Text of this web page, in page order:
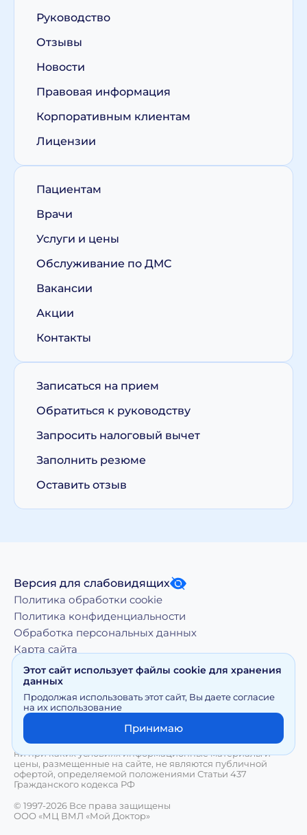
Руководство
Отзывы
Новости
Правовая информация
Корпоративным клиентам
Лицензии
Пациентам
Врачи
Услуги и цены
Обслуживание по ДМС
Вакансии
Акции
Контакты
Записаться на прием
Обратиться к руководству
Запросить налоговый вычет
Заполнить резюме
Оставить отзыв
Версия для слабовидящих
Политика обработки cookie
Политика конфиденциальности
Обработка персональных данных
Карта сайта
использование материалов, размещенных на moy-
doktor.org возможно только с письменного разрешения
Правообладателя
Сайт носит исключительно информационный характер и
ни при каких условиях информационные материалы и
цены, размещенные на сайте, не являются публичной
офертой, определяемой положениями Статьи 437
Гражданского кодекса РФ
© 1997-2026 Все права защищены
ООО «МЦ ВМЛ «Мой Доктор»
Этот сайт использует файлы cookie для хранения
данных
Продолжая использовать этот сайт, Вы даете согласие
на их использование
Принимаю